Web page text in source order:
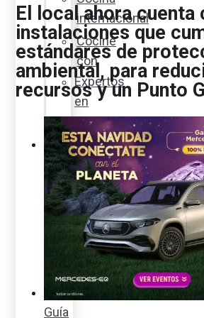
internacional
Cocine
con
Expertos
en
cocina
Noticias
Ambiente
Favorita
en
acción
Corporativo
Emprendimiento
Maxi
Guía
El local ahora cuenta
instalaciones que
estándares de
ambiental, para
recursos y un Punto